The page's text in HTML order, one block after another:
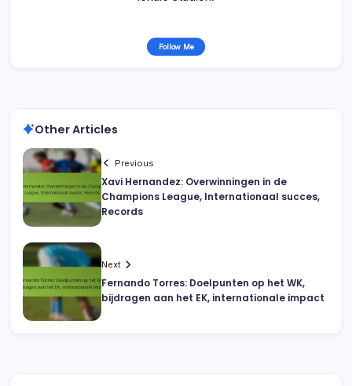
Follow Me
Other Articles
Previous
Xavi Hernandez: Overwinningen in de
Champions League, Internationaal succes,
Records
Next
Fernando Torres: Doelpunten op het WK,
bijdragen aan het EK, internationale impact